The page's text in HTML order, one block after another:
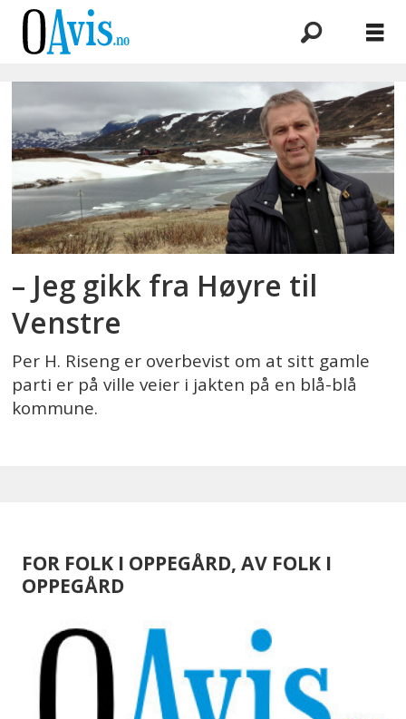
Emne:
per
h
riseng
– Jeg gikk fra Høyre til
Venstre
Per H. Riseng er overbevist om at sitt gamle
parti er på ville veier i jakten på en blå-blå
kommune.
FOR FOLK I OPPEGÅRD, AV FOLK I
OPPEGÅRD